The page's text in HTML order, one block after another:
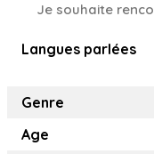
Je souhaite
Langues parlées
Genre
Age